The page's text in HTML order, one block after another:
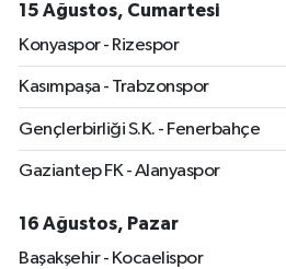
15 Ağustos, Cumartesi
Konyaspor - Rizespor
Kasımpaşa - Trabzonspor
Gençlerbirliği S.K. - Fenerbahçe
Gaziantep FK - Alanyaspor
16 Ağustos, Pazar
Başakşehir - Kocaelispor